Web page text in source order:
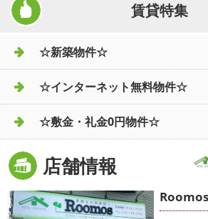
賃貸特集
☆新築物件☆
☆インターネット無料物件☆
☆敷金・礼金0円物件☆
店舗情報
Roomos